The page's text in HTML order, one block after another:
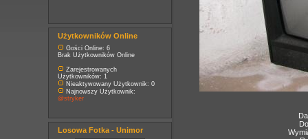
Użytkowników Online
Gości Online: 6
Brak Użytkowników Online
Zarejestrowanych
Użytkowników: 1
Nieaktywowany Użytkownik: 0
Najnowszy Użytkownik:
@stryker
Losowa Fotka - Unimor